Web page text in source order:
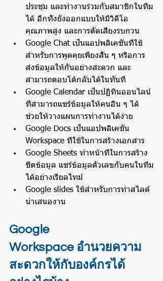
ประชุม และทำงานร่วมกับสมาชิกในทีม
ได้ อีกทั้งยังออกแบบให้มีวิดีโอ
คุณภาพสูง และการตัดเสียงรบกวน
Google Chat เป็นแอปพลิเคชันที่ใช้
สำหรับการพูดคุยเพียงสั้น ๆ หรือการ
ส่งข้อมูลให้กันอย่างสะดวก และ
สามารถตอบโต้กลับได้ในทันที
Google Calendar เป็นปฏิทินออนไลน์
ที่สามารถแชร์ข้อมูลให้คนอื่น ๆ ได้
ช่วยให้วางแผนการทำงานได้ง่าย
Google Docs เป็นแอปพลิเคชัน
Workspace ที่ใช้ในการสร้างเอกสาร
Google Sheets ทำหน้าที่ในการสร้าง
ชีตข้อมูล แชร์ข้อมูลตัวเลขกับคนในทีม
ได้อย่างเรียลไทม์
Google slides ใช้สำหรับการทำสไลด์
นำเสนองาน
Google
Workspace อำนวยความ
สะดวกให้กับองค์กรได้